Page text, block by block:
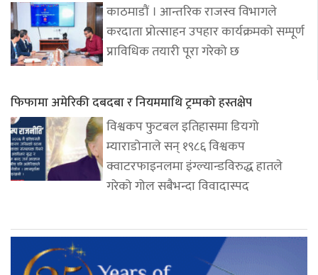
काठमाडौं । आन्तरिक राजस्व विभागले
करदाता प्रोत्साहन उपहार कार्यक्रमको सम्पूर्ण
प्राविधिक तयारी पूरा गरेको छ
फिफामा अमेरिकी दबदबा र नियममाथि ट्रम्पको हस्तक्षेप
विश्वकप फुटबल इतिहासमा डियगो
म्याराडोनाले सन् १९८६ विश्वकप
क्वाटरफाइनलमा इंग्ल्यान्डविरुद्ध हातले
गरेको गोल सबैभन्दा विवादास्पद